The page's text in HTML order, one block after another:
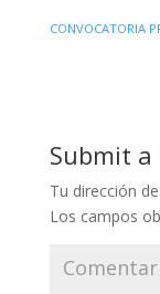
CONVOCATORIA
Submit
Tu dirección
Los campos